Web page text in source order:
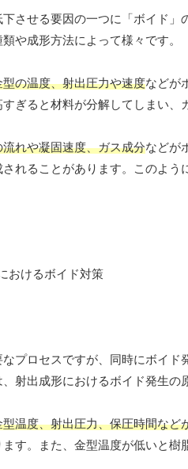
させる要因の一つに「ボイド」
や成形方法によって様々です。
の温度、射出圧力や速度などが
ぎると材料が分解してしまい、
れや凝固速度、ガス成分などが
れることがあります。このよ
プロセスですが、同時にボイ
射出成形におけるボイド発生の
温度、射出圧力、保圧時間など
す。また、金型温度が低いと樹